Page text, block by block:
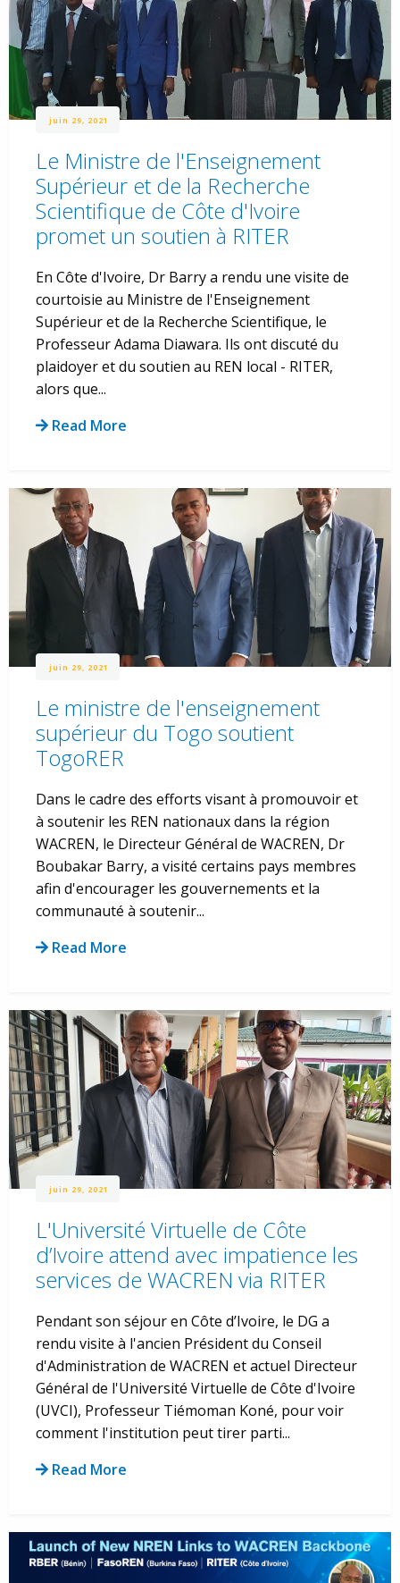
juin 29, 2021
Le Ministre de l'Enseignement
Supérieur et de la Recherche
Scientifique de Côte d'Ivoire
promet un soutien à RITER
En Côte d'Ivoire, Dr Barry a rendu une visite de
courtoisie au Ministre de l'Enseignement
Supérieur et de la Recherche Scientifique, le
Professeur Adama Diawara. Ils ont discuté du
plaidoyer et du soutien au REN local - RITER,
alors que...
Read More
juin 29, 2021
Le ministre de l'enseignement
supérieur du Togo soutient
TogoRER
Dans le cadre des efforts visant à promouvoir et
à soutenir les REN nationaux dans la région
WACREN, le Directeur Général de WACREN, Dr
Boubakar Barry, a visité certains pays membres
afin d'encourager les gouvernements et la
communauté à soutenir...
Read More
juin 29, 2021
L'Université Virtuelle de Côte
d’Ivoire attend avec impatience les
services de WACREN via RITER
Pendant son séjour en Côte d’Ivoire, le DG a
rendu visite à l'ancien Président du Conseil
d'Administration de WACREN et actuel Directeur
Général de l'Université Virtuelle de Côte d'Ivoire
(UVCI), Professeur Tiémoman Koné, pour voir
comment l'institution peut tirer parti...
Read More